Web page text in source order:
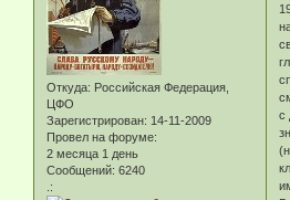
Откуда: Российская Федерация,
ЦФО
Зарегистрирован: 14-11-2009
Провел на форуме:
2 месяца 1 день
Сообщений: 6240
.:
с